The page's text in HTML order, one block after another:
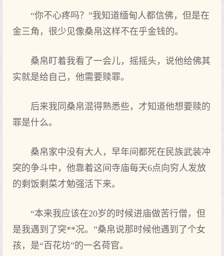
“你不心疼吗？”我知道缅甸人都信佛，但是在
金三角，很少见像桑帛这样不在乎金钱的。
桑帛盯着我看了一会儿，摇摇头，说他给佛其
实就是给自己，他需要赎罪。
后来我同桑帛混得熟悉些，才知道他想要赎的
罪是什么。
桑帛家中没有大人，早年间都死在民族武装冲
突的争斗中，他靠着这间寺庙每天6点向穷人发放
的剩饭剩菜才勉强活下来。
“本来我应该在20岁的时候进庙做苦行僧，但
是我遇到了突**况。”桑帛说那时候他遇到了个女
孩，是“百花坊”的一名荷官。